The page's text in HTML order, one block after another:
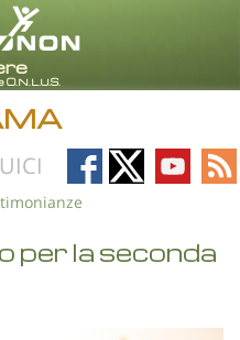
italiano
Follow
on
Follow
on
Follow
on
on
per la seconda